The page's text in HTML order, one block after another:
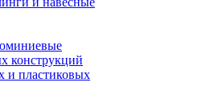
конструкций
пластиковых